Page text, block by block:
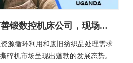
非洲客户到访南京善锻数控机床公司，现场验货衣服撕碎机获高度认可
源循环利用和废旧纺织品处理需求
碎机市场呈现出蓬勃的发展态势。